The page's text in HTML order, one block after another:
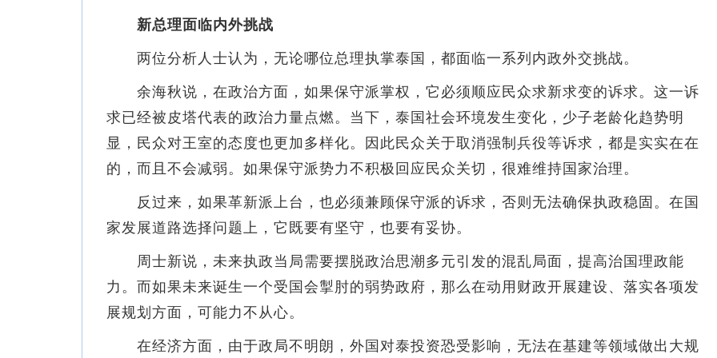
新总理面临内外挑战
两位分析人士认为，无论哪位总理执掌泰国，都面临一系列内政外交挑战。
余海秋说，在政治方面，如果保守派掌权，它必须顺应民众求新求变的诉求。这一诉
求已经被皮塔代表的政治力量点燃。当下，泰国社会环境发生变化，少子老龄化趋势明
显，民众对王室的态度也更加多样化。因此民众关于取消强制兵役等诉求，都是实实在在
的，而且不会减弱。如果保守派势力不积极回应民众关切，很难维持国家治理。
反过来，如果革新派上台，也必须兼顾保守派的诉求，否则无法确保执政稳固。在国
家发展道路选择问题上，它既要有坚守，也要有妥协。
周士新说，未来执政当局需要摆脱政治思潮多元引发的混乱局面，提高治国理政能
力。而如果未来诞生一个受国会掣肘的弱势政府，那么在动用财政开展建设、落实各项发
展规划方面，可能力不从心。
在经济方面，由于政局不明朗，外国对泰投资恐受影响，无法在基建等领域做出大规